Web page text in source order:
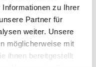
zu Ihrer
Partner für
weiter. Unsere
möglicherweise mit
ihnen bereitgestellt